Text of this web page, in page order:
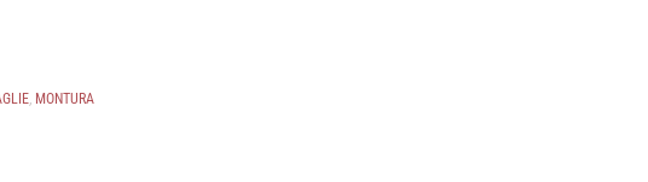
, MONTURA